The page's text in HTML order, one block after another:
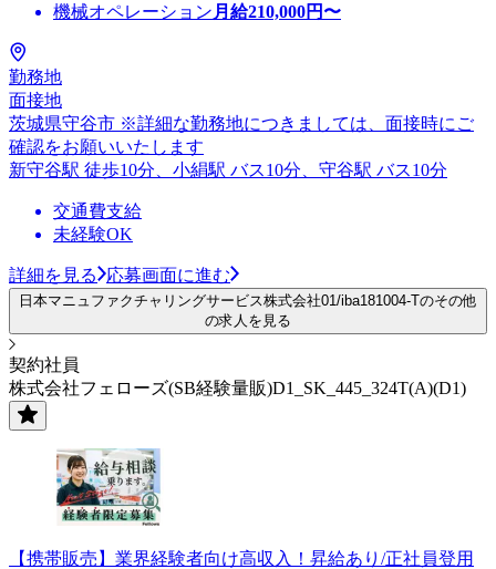
機械オペレーション 月給210,000円〜
勤務地
面接地
茨城県守谷市 ※詳細な勤務地につきましては、面接時にご
確認をお願いいたします
新守谷駅 徒歩10分、小絹駅 バス10分、守谷駅 バス10分
交通費支給
未経験OK
詳細を見る 応募画面に進む
日本マニュファクチャリングサービス株式会社01/iba181004-Tのその他
の求人を見る
契約社員
株式会社フェローズ(SB経験量販)D1_SK_445_324T(A)(D1)
【携帯販売】業界経験者向け高収入！昇給あり/正社員登用